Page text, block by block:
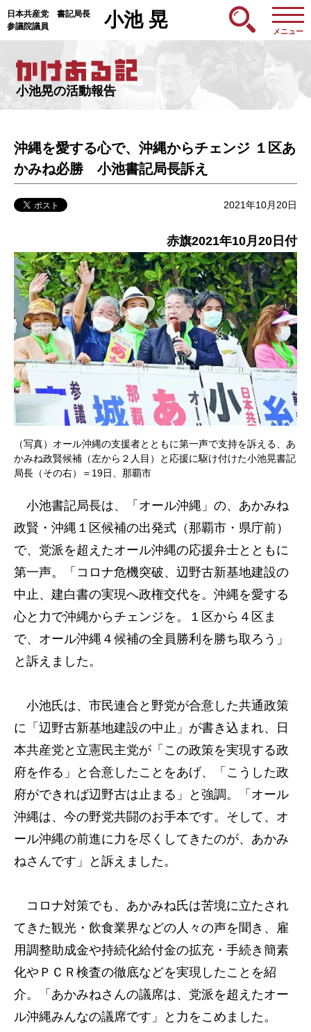
日本共産党 書記局長
参議院議員
小池 晃
メニュー
小池晃の活動報告
沖縄を愛する心で、沖縄からチェンジ １区あ
かみね必勝 小池書記局長訴え
2021年10月20日
赤旗2021年10月20日付
（写真）オール沖縄の支援者とともに第一声で支持を訴える、あ
かみね政賢候補（左から２人目）と応援に駆け付けた小池晃書記
局長（その右）＝19日、那覇市
小池書記局長は、「オール沖縄」の、あかみね
政賢・沖縄１区候補の出発式（那覇市・県庁前）
で、党派を超えたオール沖縄の応援弁士とともに
第一声。「コロナ危機突破、辺野古新基地建設の
中止、建白書の実現へ政権交代を。沖縄を愛する
心と力で沖縄からチェンジを。１区から４区ま
で、オール沖縄４候補の全員勝利を勝ち取ろう」
と訴えました。
小池氏は、市民連合と野党が合意した共通政策
に「辺野古新基地建設の中止」が書き込まれ、日
本共産党と立憲民主党が「この政策を実現する政
府を作る」と合意したことをあげ、「こうした政
府ができれば辺野古は止まる」と強調。「オール
沖縄は、今の野党共闘のお手本です。そして、オ
ール沖縄の前進に力を尽くしてきたのが、あかみ
ねさんです」と訴えました。
コロナ対策でも、あかみね氏は苦境に立たされ
てきた観光・飲食業界などの人々の声を聞き、雇
用調整助成金や持続化給付金の拡充・手続き簡素
化やＰＣＲ検査の徹底などを実現したことを紹
介。「あかみねさんの議席は、党派を超えたオー
ル沖縄みんなの議席です」と力をこめました。